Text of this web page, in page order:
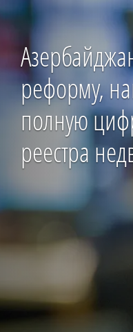
реформу,
полную
реестра